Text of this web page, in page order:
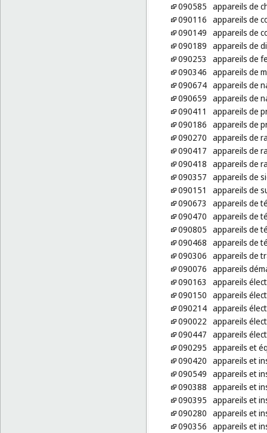
090585 appareils de
090116 appareils de
090149 appareils de
090189 appareils de
090253
appareils de
090346 appareils de
090674 appareils de
090659 appareils de
090411
appareils de
090186 appareils de
090270 appareils de
090417 appareils de
090418 appareils de
090357 appareils de
090151
appareils de
090673
appareils de
090470 appareils de
090805 appareils de
090468 appareils de
090306 appareils de
090076 appareils
090163
appareils
090150 appareils
090214 appareils
090022 appareils
090447 appareils
090295 appareils et
090420 appareils et
090549 appareils et
090388 appareils et
090395 appareils et
090280 appareils et
090356 appareils et